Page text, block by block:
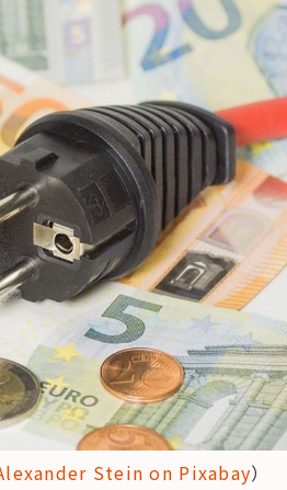
Stein on Pixabay）